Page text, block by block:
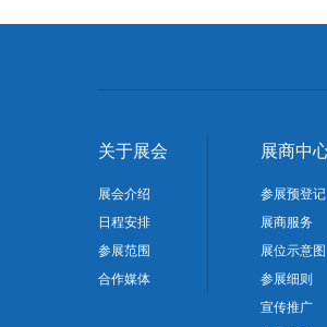
关于展会
展会介绍
日程安排
参展范围
合作媒体
展商中
参展预登记
展商服务
展位示意图
参展细则
宣传推广